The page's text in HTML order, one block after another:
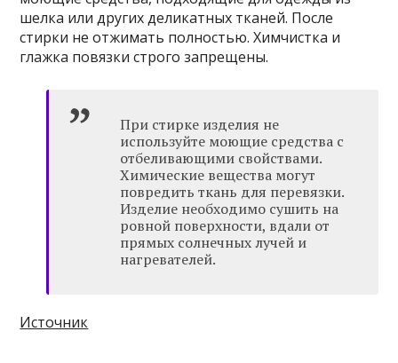
шелка или других деликатных тканей. После
стирки не отжимать полностью. Химчистка и
глажка повязки строго запрещены.
При стирке изделия не
используйте моющие средства с
отбеливающими свойствами.
Химические вещества могут
повредить ткань для перевязки.
Изделие необходимо сушить на
ровной поверхности, вдали от
прямых солнечных лучей и
нагревателей.
Источник